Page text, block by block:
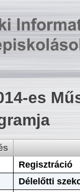
es
Regisztráció
Délelőtti